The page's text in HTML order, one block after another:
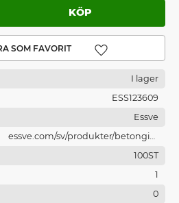
Lägg till i favoriter
I lager
ESS123609
Essve
essve.com/sv/produkter/betonginf
astningar/
100ST
1
0